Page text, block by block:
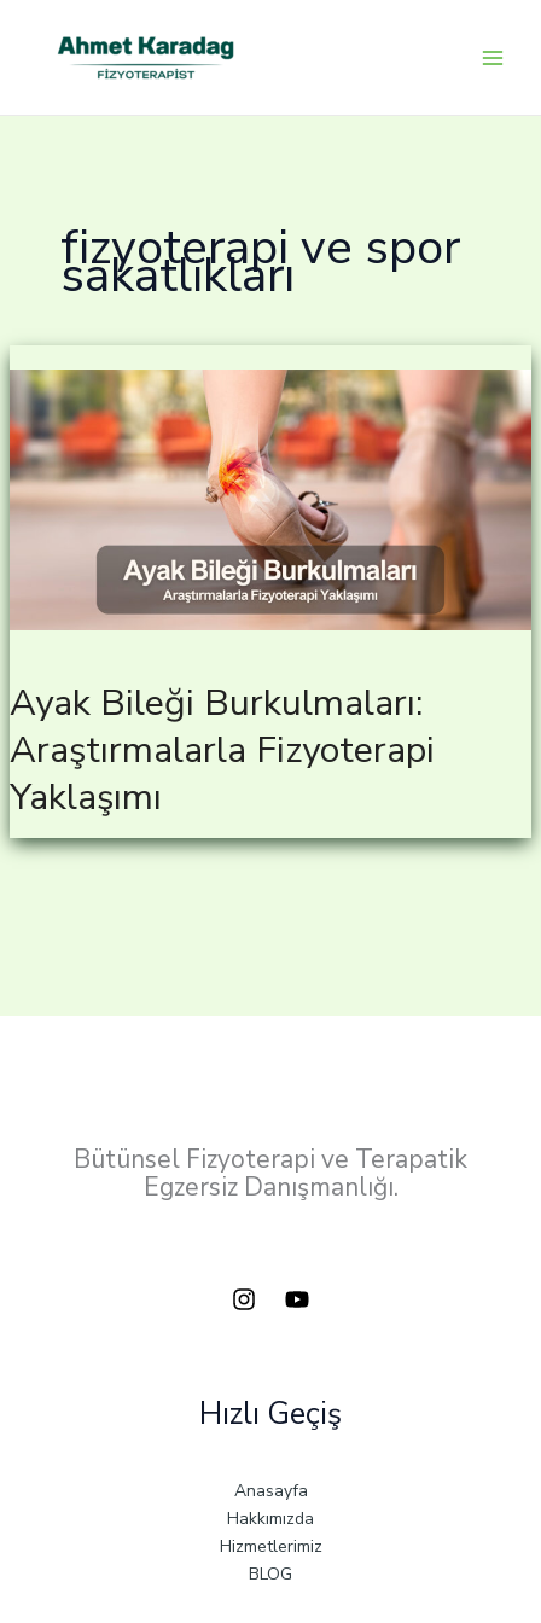
fizyoterapi ve spor
sakatlıkları
Ayak Bileği Burkulmaları:
Araştırmalarla Fizyoterapi
Yaklaşımı
Bütünsel Fizyoterapi ve Terapatik
Egzersiz Danışmanlığı.
Hızlı Geçiş
Anasayfa
Hakkımızda
Hizmetlerimiz
BLOG